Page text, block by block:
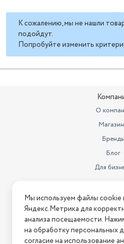
К сожалению, мы не нашли
подойдут.
Попробуйте изменить
О
Бренды
Блог
Для
Условия
Условия
Условия
Мы используем файлы cookie
Яндекс.Метрика для
анализа посещаемости.
на обработку персональных
согласие на использование